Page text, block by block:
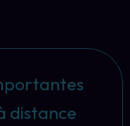
distance